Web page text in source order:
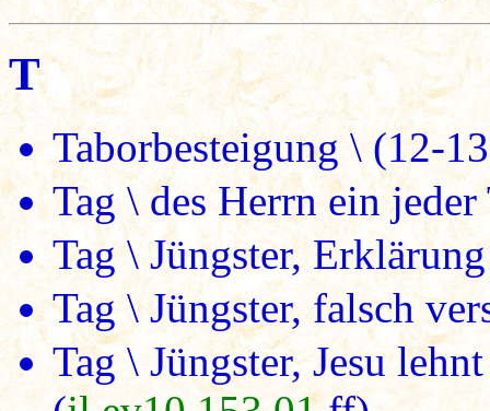
T
Taborbesteigung \ (12-
Tag \ des Herrn ein jeder
Tag \ Jüngster,
Tag \ Jüngster, falsch
Tag \ Jüngster, Jesu